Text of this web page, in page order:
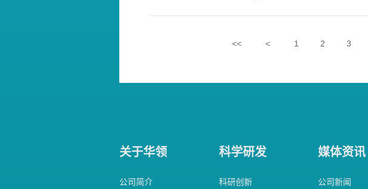
<< < 1 2 3
关于华领
公司简介
科学研发
科研创新
媒体资讯
公司新闻